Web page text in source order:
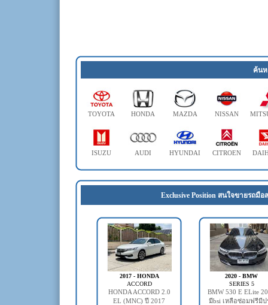
ค้น
TOYOTA HONDA MAZDA NISSAN
ISUZU AUDI HYUNDAI CITROEN
Exclusive Position สนใจขายรถมื
2017 - HONDA
ACCORD
HONDA ACCORD 2.0
EL (MNC) ปี 2017
2020 - BMW
SERIES 5
BMW 530 E ELite
มีbsi เหลือซ่อมฟรีมีป